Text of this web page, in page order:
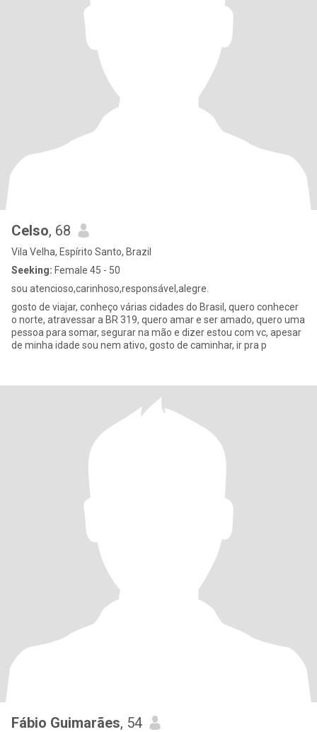
Celso, 68
Vila Velha, Espírito Santo, Brazil
Seeking: Female 45 - 50
sou atencioso,carinhoso,responsável,alegre.
gosto de viajar, conheço várias cidades do Brasil, quero conhecer
o norte, atravessar a BR 319, quero amar e ser amado, quero uma
pessoa para somar, segurar na mão e dizer estou com vc, apesar
de minha idade sou nem ativo, gosto de caminhar, ir pra p
Fábio Guimarães, 54